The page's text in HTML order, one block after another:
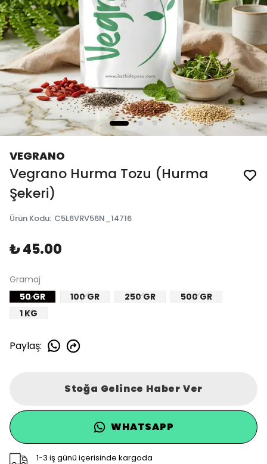
VEGRANO
Vegrano Hurma Tozu (Hurma
Şekeri)
Ürün Kodu: C5L6VRV56N_14716
₺ 45.00
Gramaj
50 GR
100 GR 250 GR
500 GR
1 KG
Paylaş:
Stoğa Gelince Haber Ver
WHATSAPP
1-3 iş günü içerisinde kargoda